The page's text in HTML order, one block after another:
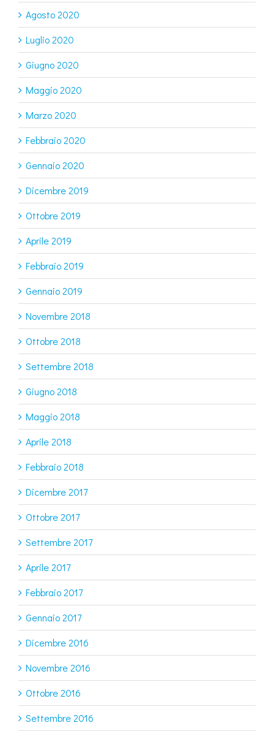
Agosto 2020
Luglio 2020
Giugno 2020
Maggio 2020
Marzo 2020
Febbraio 2020
Gennaio 2020
Dicembre 2019
Ottobre 2019
Aprile 2019
Febbraio 2019
Gennaio 2019
Novembre 2018
Ottobre 2018
Settembre 2018
Giugno 2018
Maggio 2018
Aprile 2018
Febbraio 2018
Dicembre 2017
Ottobre 2017
Settembre 2017
Aprile 2017
Febbraio 2017
Gennaio 2017
Dicembre 2016
Novembre 2016
Ottobre 2016
Settembre 2016